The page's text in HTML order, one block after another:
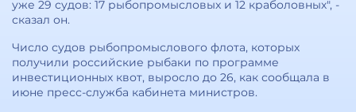
уже 29 судов: 17 рыбопромысловых и 12 краболовных", -
сказал он.
Число судов рыбопромыслового флота, которых
получили российские рыбаки по программе
инвестиционных квот, выросло до 26, как сообщала в
июне пресс-служба кабинета министров.